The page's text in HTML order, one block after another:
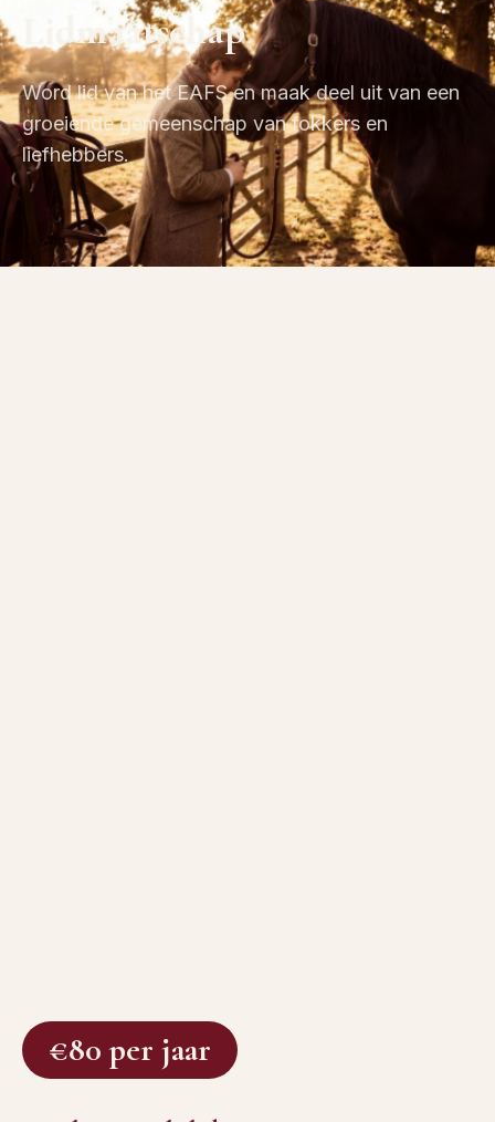
Lidmaatschap
Word lid van het EAFS en maak deel uit van een
groeiende gemeenschap van fokkers en
liefhebbers.
€80 per jaar